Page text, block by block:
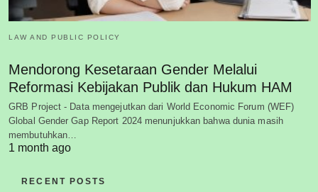
LAW AND PUBLIC POLICY
Mendorong Kesetaraan Gender Melalui
Reformasi Kebijakan Publik dan Hukum HAM
GRB Project - Data mengejutkan dari World Economic Forum (WEF)
Global Gender Gap Report 2024 menunjukkan bahwa dunia masih
membutuhkan…
1 month ago
RECENT POSTS